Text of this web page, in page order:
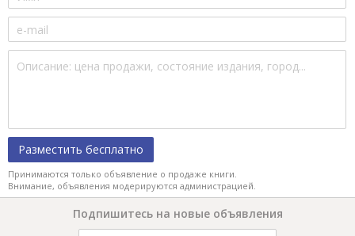
Разместить бесплатно
Принимаются только объявление о продаже книги.
Внимание, объявления модерируются администрацией.
Подпишитесь на новые объявления